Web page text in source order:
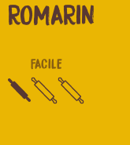
ROMARIN
FACILE